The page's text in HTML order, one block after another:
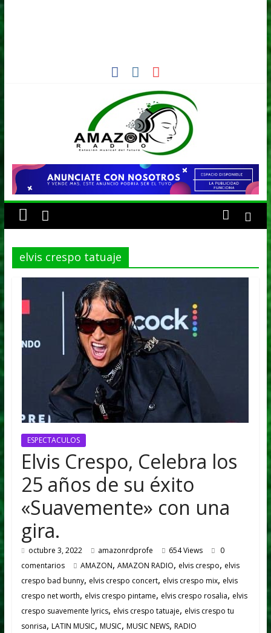
AMAZON
RADIO
MUSICAL
DEL
FUTURO
elvis crespo tatuaje
ESPECTACULOS
Elvis Crespo, Celebra los
25 años de su éxito
«Suavemente» con una
gira.
octubre 3, 2022 amazonrdprofe 654 Views
0
comentarios
AMAZON, AMAZON RADIO, elvis crespo, elvis
crespo bad bunny, elvis crespo concert, elvis crespo mix, elvis
crespo net worth, elvis crespo pintame, elvis crespo rosalia, elvis
crespo suavemente lyrics, elvis crespo tatuaje, elvis crespo tu
sonrisa, LATIN MUSIC, MUSIC, MUSIC NEWS, RADIO